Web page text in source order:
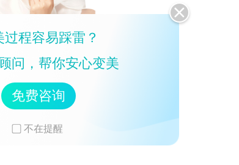
过程容易踩雷？
问，帮你安心变美
免费咨询
不在提醒